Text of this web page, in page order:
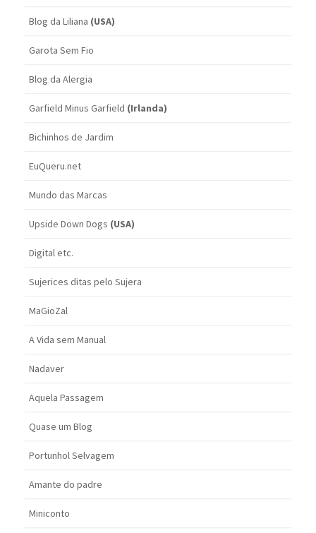
Blog da Liliana (USA)
Garota Sem Fio
Blog da Alergia
Garfield Minus Garfield (Irlanda)
Bichinhos de Jardim
EuQueru.net
Mundo das Marcas
Upside Down Dogs (USA)
Digital etc.
Sujerices ditas pelo Sujera
MaGioZal
A Vida sem Manual
Nadaver
Aquela Passagem
Quase um Blog
Portunhol Selvagem
Amante do padre
Miniconto